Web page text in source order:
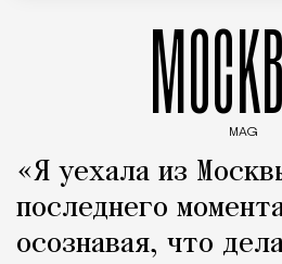
MAG
«Я уехала из
последнего
осознавая, что